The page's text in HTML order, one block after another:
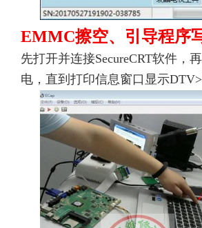
EMMC擦空、引导程序
先打开并连接SecureCRT软件，
电，直到打印信息窗口显示